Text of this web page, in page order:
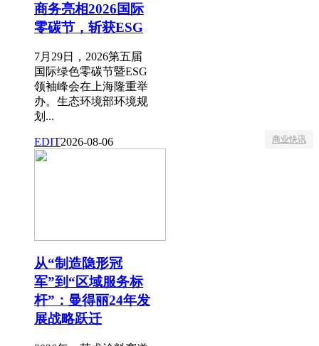
商务亮相2026国际
零碳节，斩获ESG
7月29日，2026第五届
国际绿色零碳节暨ESG
领袖峰会在上海隆重举
办。生态环境部环境规
划...
EDIT2026-08-06 商业快讯
从“制造隐形冠
军”到“区域服务标
杆”：曼得丽24年发
展战略跃迁